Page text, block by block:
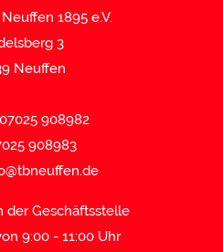
1895 e.V.
3
Neuffen
908982
908983
der Geschäftsstelle
9:00 - 11:00 Uhr